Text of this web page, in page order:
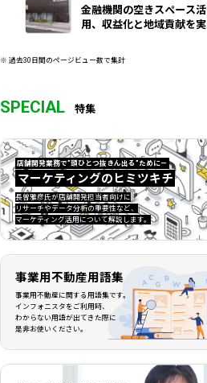
金融機関の空きスペース活
用、収益化と地域貢献を実
※ 過去30日間のページビュー数で集計
SPECIAL 特集
店舗開発業務で”頭ひとつ抜きん出る”ために—
マーケティングのヒミツキチ
長曽雅彦氏が店舗開発担当者向けに
リサーチやデータ分析の重要性など、
マーケティング活用について解説します。
マーケティングのヒミツキチ">
事業用不動産用語集
事業用不動産に関する用語集です。
インフォニスタをご利用時、
わからない用語が出てきた際に
是非お使いください。